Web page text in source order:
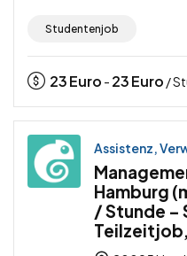
Studentenjob
23Euro - 23Euro /
Assistenz,
Hamburg
/ Stunde –